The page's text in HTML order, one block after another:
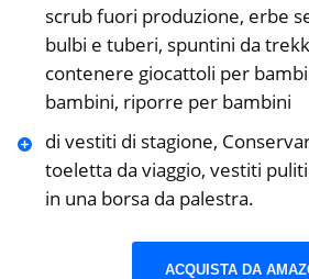
scrub fuori produzione, erbe
bulbi e tuberi, spuntini da
contenere giocattoli per
bambini, riporre per bambini
di vestiti di stagione,
toeletta da viaggio, vestiti
in una borsa da palestra.
ACQUISTA DA